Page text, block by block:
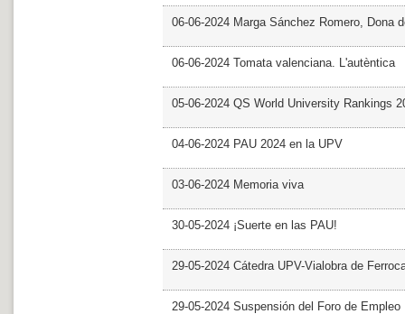
06-06-2024 Marga Sánchez Romero, Dona
06-06-2024 Tomata valenciana. L'autèntica
05-06-2024 QS World University Rankings
04-06-2024 PAU 2024 en la UPV
03-06-2024 Memoria viva
30-05-2024 ¡Suerte en las PAU!
29-05-2024 Cátedra UPV-Vialobra de
29-05-2024 Suspensión del Foro de Empleo